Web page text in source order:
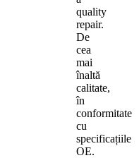
quality
repair.
De
cea
mai
înaltă
calitate,
în
conformitate
cu
specificațiile
OE.